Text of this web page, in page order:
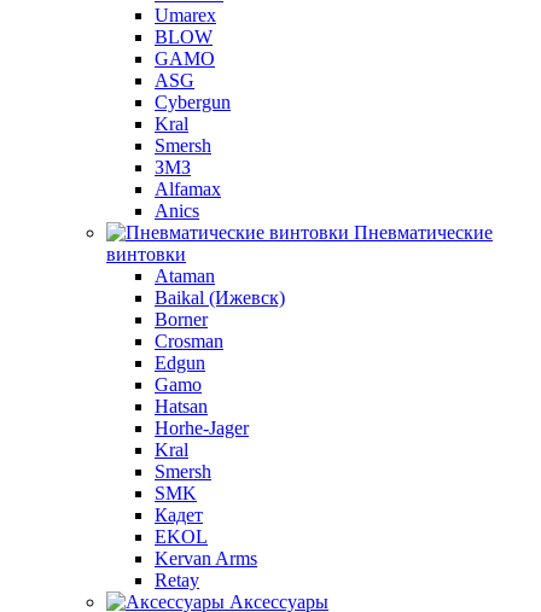
Umarex
BLOW
GAMO
ASG
Cybergun
Kral
Smersh
ЗМЗ
Alfamax
Anics
Пневматические
винтовки
Ataman
Baikal (Ижевск)
Borner
Crosman
Edgun
Gamo
Hatsan
Horhe-Jager
Kral
Smersh
SMK
Кадет
EKOL
Kervan Arms
Retay
Аксессуары